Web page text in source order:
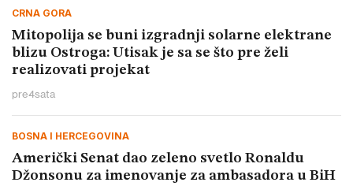
CRNA GORA
Mitopolija se buni izgradnji solarne elektrane
blizu Ostroga: Utisak je sa se što pre želi
realizovati projekat
pre4sata
BOSNA I HERCEGOVINA
Američki Senat dao zeleno svetlo Ronaldu
Džonsonu za imenovanje za ambasadora u BiH